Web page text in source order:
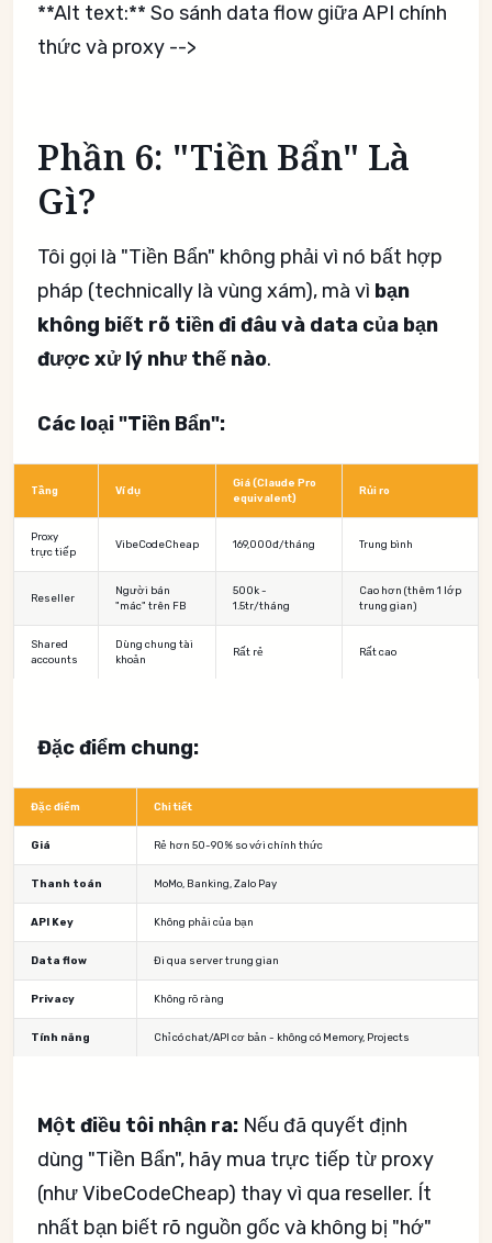
**Alt text:** So sánh data flow giữa API chính
thức và proxy -->
Phần 6: "Tiền Bẩn" Là
Gì?
Tôi gọi là "Tiền Bẩn" không phải vì nó bất hợp
pháp (technically là vùng xám), mà vì bạn
không biết rõ tiền đi đâu và data của bạn
được xử lý như thế nào.
Các loại "Tiền Bẩn":
Tầng Ví dụ
Giá (Claude Pro
equivalent)
Rủi ro
Proxy
trực tiếp
VibeCodeCheap 169,000đ/tháng Trung bình
Reseller
Người bán
"mác" trên FB
500k -
1.5tr/tháng
Cao hơn (thêm 1 lớp
trung gian)
Shared
accounts
Dùng chung tài
khoản
Rất rẻ Rất cao
Đặc điểm chung:
Đặc điểm Chi tiết
Giá Rẻ hơn 50-90% so với chính thức
Thanh toán MoMo, Banking, Zalo Pay
API Key Không phải của bạn
Data flow Đi qua server trung gian
Privacy Không rõ ràng
Tính năng Chỉ có chat/API cơ bản - không có Memory, Projects
Một điều tôi nhận ra: Nếu đã quyết định
dùng "Tiền Bẩn", hãy mua trực tiếp từ proxy
(như VibeCodeCheap) thay vì qua reseller. Ít
nhất bạn biết rõ nguồn gốc và không bị "hớ"